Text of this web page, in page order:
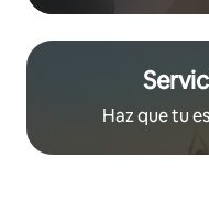
Haz que tu